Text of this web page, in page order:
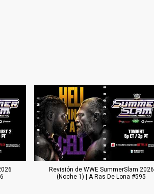
Revisión de WWE SummerSlam 2026
(Noche 1) | A Ras De Lona #595